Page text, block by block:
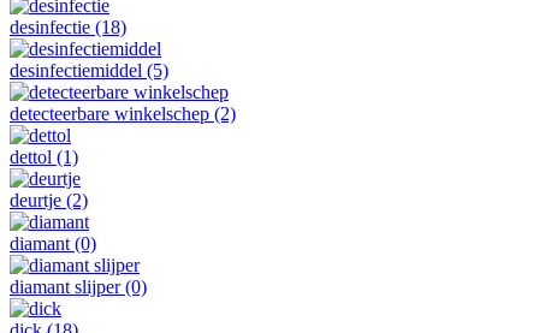
desinfectie (18)
desinfectiemiddel (5)
detecteerbare winkelschep (2)
dettol (1)
deurtje (2)
diamant (0)
diamant slijper(0)